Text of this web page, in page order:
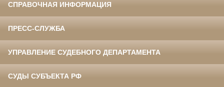
СПРАВОЧНАЯ ИНФОРМАЦИЯ
ПРЕСС-СЛУЖБА
УПРАВЛЕНИЕ СУДЕБНОГО ДЕПАРТАМЕНТА
СУДЫ СУБЪЕКТА РФ